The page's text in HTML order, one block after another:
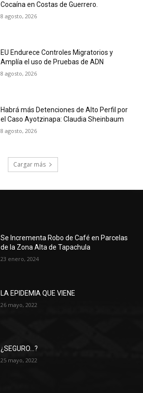
Cocaína en Costas de Guerrero.
8 agosto, 2026
EU Endurece Controles Migratorios y
Amplía el uso de Pruebas de ADN
8 agosto, 2026
Habrá más Detenciones de Alto Perfil por
el Caso Ayotzinapa: Claudia Sheinbaum
8 agosto, 2026
Cargar más
Se Incrementa Robo de Café en Parcelas
de la Zona Alta de Tapachula
23 enero, 2024
LA EPIDEMIA QUE VIENE
26 mayo, 2022
¿SEGURO…?
25 mayo, 2022